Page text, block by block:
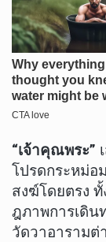
“เจ้าคุณพระ”
โปรดกระหม่อ
สงฆ์โดยตรง
ฎภาพการเดิน
วัดวาอารามต่